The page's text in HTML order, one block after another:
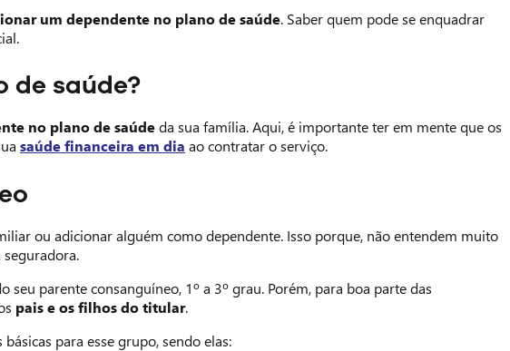
um dependente no plano de saúde. Saber quem pode se enquadrar
de saúde?
no plano de saúdeda sua família. Aqui, é importante ter em mente que os
saúde financeira em dia ao contratar o serviço.
ou adicionar alguém como dependente. Isso porque, não entendem muito
seguradora.
parente consanguíneo, 1º a 3º grau. Porém, para boa parte das
pais e os filhos do titular.
para esse grupo, sendo elas: